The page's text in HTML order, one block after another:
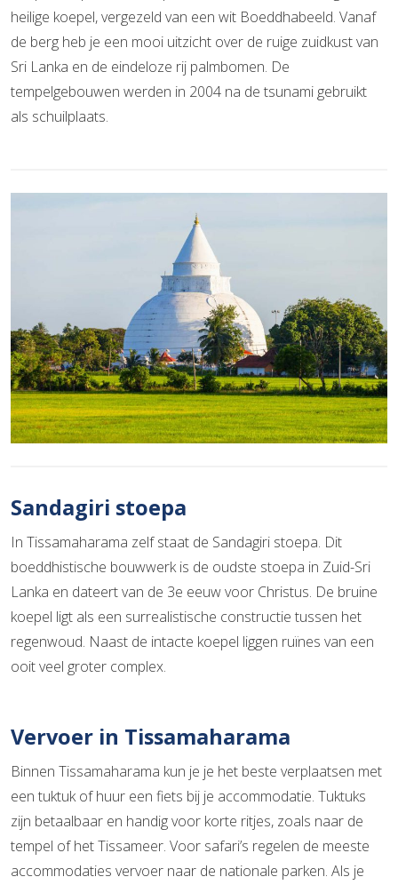
heilige koepel, vergezeld van een wit Boeddhabeeld. Vanaf
de berg heb je een mooi uitzicht over de ruige zuidkust van
Sri Lanka en de eindeloze rij palmbomen. De
tempelgebouwen werden in 2004 na de tsunami gebruikt
als schuilplaats.
Sandagiri stoepa
In Tissamaharama zelf staat de Sandagiri stoepa. Dit
boeddhistische bouwwerk is de oudste stoepa in Zuid-Sri
Lanka en dateert van de 3e eeuw voor Christus. De bruine
koepel ligt als een surrealistische constructie tussen het
regenwoud. Naast de intacte koepel liggen ruïnes van een
ooit veel groter complex.
Vervoer in Tissamaharama
Binnen Tissamaharama kun je je het beste verplaatsen met
een tuktuk of huur een fiets bij je accommodatie. Tuktuks
zijn betaalbaar en handig voor korte ritjes, zoals naar de
tempel of het Tissameer. Voor safari’s regelen de meeste
accommodaties vervoer naar de nationale parken. Als je